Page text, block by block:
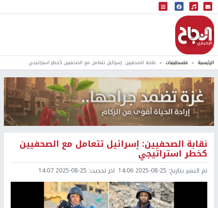
البث المباشر
إذاعة النجاح
الرئيسية فلسطينيات نقابة الصحفيين: إسرائيل تتعامل مع الصحفيين كخطر استراتيجي
نقابة الصحفيين: إسرائيل تتعامل مع الصحفيين
كخطر استراتيجي
تم النشر بتاريخ: 2025-08-25 14:06 اخر تحديث: 2025-08-25 14:07